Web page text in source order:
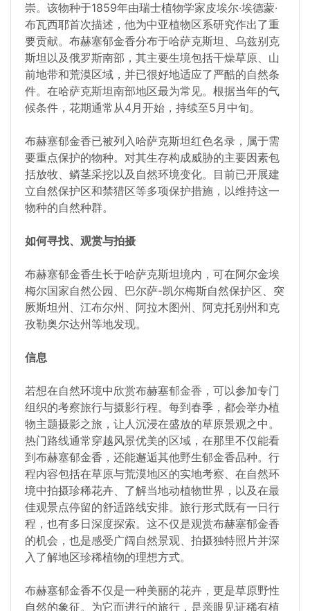
崇。该物种于1859年由瑞士植物学家皮埃尔·埃德蒙·
布瓦西耶首次描述，他为中亚植物区系研究作出了重
要贡献。布赫塞郁金香分布于哈萨克斯坦、乌兹别克
斯坦以及俄罗斯南部，其主要生境包括干燥草原、山
前地带和荒漠区域，并已很好地适应了严酷的自然条
件。在哈萨克斯坦南部地区最为常见。根据当年的气
候条件，花期通常从4月开始，持续至5月中旬。
布赫塞郁金香已被列入哈萨克斯坦红色名录，属于需
要重点保护的物种。对其生存构成威胁的主要因素包
括放牧、鳞茎采挖以及自然环境变化。目前已开展建
立自然保护区和禁猎区等多项保护措施，以维持这一
物种的自然种群。
如何寻找、观赏与拍摄
布赫塞郁金香生长于哈萨克斯坦境内，可在阿尔金埃
梅尔国家自然公园、巴尔萨-凯尔梅斯自然保护区、突
厥斯坦州、江布尔州、阿拉木图州、阿克托别州和克
孜勒奥尔达州等地发现。
信息
若想在自然环境中欣赏布赫塞郁金香，可以参加专门
组织的考察旅行与摄影行程。每到春季，都会举办植
物主题摄影之旅，让人沉浸在盛放的草原景观之中。
热门路线通常穿越风景优美的区域，在那里不仅能看
到布赫塞郁金香，还能邂逅其他野生郁金香品种。行
程内容包括在草原与荒漠地区的实地考察、在自然环
境中拍摄珍稀花卉、了解当地动植物世界，以及在最
佳观景点停留的舒适路线安排。旅行形式既有一日行
程，也有多日深度探索。这不仅是观赏布赫塞郁金香
的机会，也是感受广阔自然景观、拍摄独特照片并深
入了解地区珍稀植物的理想方式。
布赫塞郁金香不仅是一种美丽的花卉，更是草原野性
自然的象征。为它而进行的旅行，是亲眼见证稀有植